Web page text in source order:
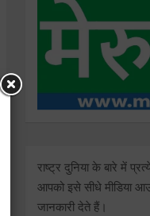
राष्ट्र दुनिया के बारे में
आपको इसे सीधे मीडिया
जानकारी देते हैं।